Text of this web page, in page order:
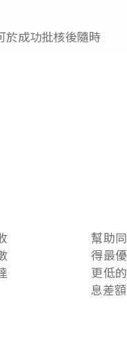
於成功批核後隨時
幫助
得最
更低
息差